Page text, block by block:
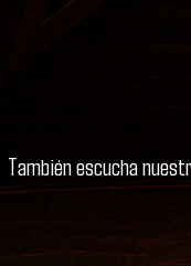
También escucha